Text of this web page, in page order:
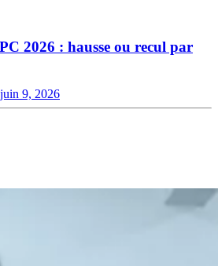
2026 : hausse ou recul par
juin 9, 2026